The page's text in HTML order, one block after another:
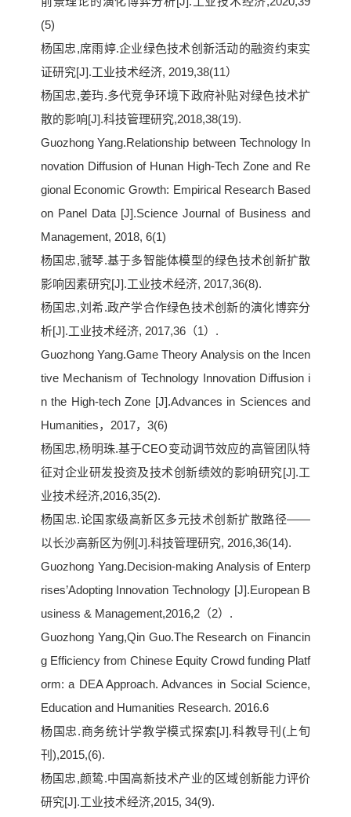
(5)
杨国忠,席雨婷.企业绿色技术创新活动的融资约束实
证研究[J].工业技术经济, 2019,38(11）
杨国忠,姜玙.多代竞争环境下政府补贴对绿色技术扩
散的影响[J].科技管理研究,2018,38(19).
Guozhong Yang.Relationship between Technology In
novation Diffusion of Hunan High-Tech Zone and Re
gional Economic Growth: Empirical Research Based
on Panel Data [J].Science Journal of Business and
Management, 2018, 6(1)
杨国忠,虢琴.基于多智能体模型的绿色技术创新扩散
影响因素研究[J].工业技术经济, 2017,36(8).
杨国忠,刘希.政产学合作绿色技术创新的演化博弈分
析[J].工业技术经济, 2017,36（1）.
Guozhong Yang.Game Theory Analysis on the Incen
tive Mechanism of Technology Innovation Diffusion i
n the High-tech Zone [J].Advances in Sciences and
Humanities，2017，3(6)
杨国忠,杨明珠.基于CEO变动调节效应的高管团队特
征对企业研发投资及技术创新绩效的影响研究[J].工
业技术经济,2016,35(2).
杨国忠.论国家级高新区多元技术创新扩散路径——
以长沙高新区为例[J].科技管理研究, 2016,36(14).
Guozhong Yang.Decision-making Analysis of Enterp
rises’Adopting Innovation Technology [J].European B
usiness & Management,2016,2（2）.
Guozhong Yang,Qin Guo.The Research on Financin
g Efficiency from Chinese Equity Crowd funding Platf
orm: a DEA Approach. Advances in Social Science,
Education and Humanities Research. 2016.6
杨国忠.商务统计学教学模式探索[J].科教导刊(上旬
刊),2015,(6).
杨国忠,颜鸷.中国高新技术产业的区域创新能力评价
研究[J].工业技术经济,2015, 34(9).